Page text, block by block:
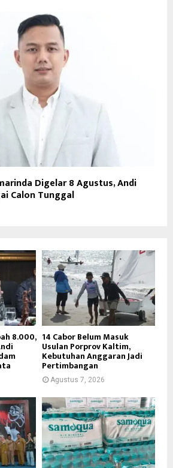
Digelar 8 Agustus, Andi
Calon Tunggal
8.000, 14 Cabor Belum Masuk
Usulan Porprov Kaltim,
Kebutuhan Anggaran Jadi
Pertimbangan
Agustus 7, 2026